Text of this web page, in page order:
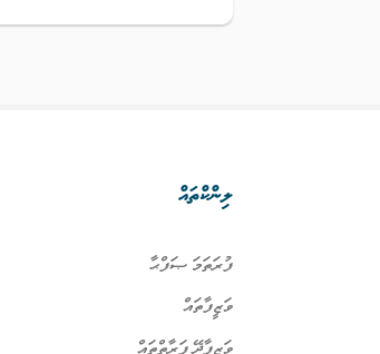
ލިންކްތައް
ފުރަތަމަ ޞަފްޙާ
ވަޒީފާތައް
ވަޒީފާދޭ ފަރާތްތައް